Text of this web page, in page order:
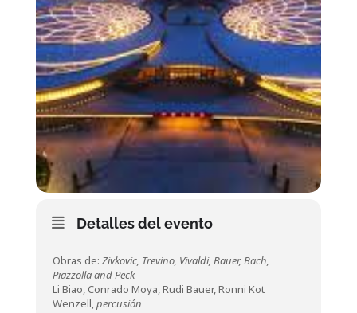
Detalles del evento
Obras de: Zivkovic, Trevino, Vivaldi, Bauer, Bach,
Piazzolla and Peck
Li Biao, Conrado Moya, Rudi Bauer, Ronni Kot
Wenzell,percusión